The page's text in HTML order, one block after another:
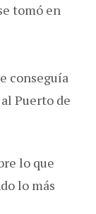
tomó en
conseguía
Puerto de
lo que
lo más